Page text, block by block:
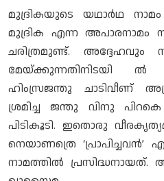
മുദ്രികയുടെ യഥാര്‍ഥ
മുദ്രിക എന്ന അപാരനാമം
ചരിത്രമുണ്ട്. അദ്ദേഹവും
മേയ്ക്കുന്നതിനിടയി
ഹിംസ്രജന്തു ചാടിവീണ്
ശ്രമിച്ച ജന്തു വിനു
പിടികൂടി. ഇതൊരു
നെയാണത്രെ
നാമത്തില്‍ പ്രസിദ്ധനായത്.